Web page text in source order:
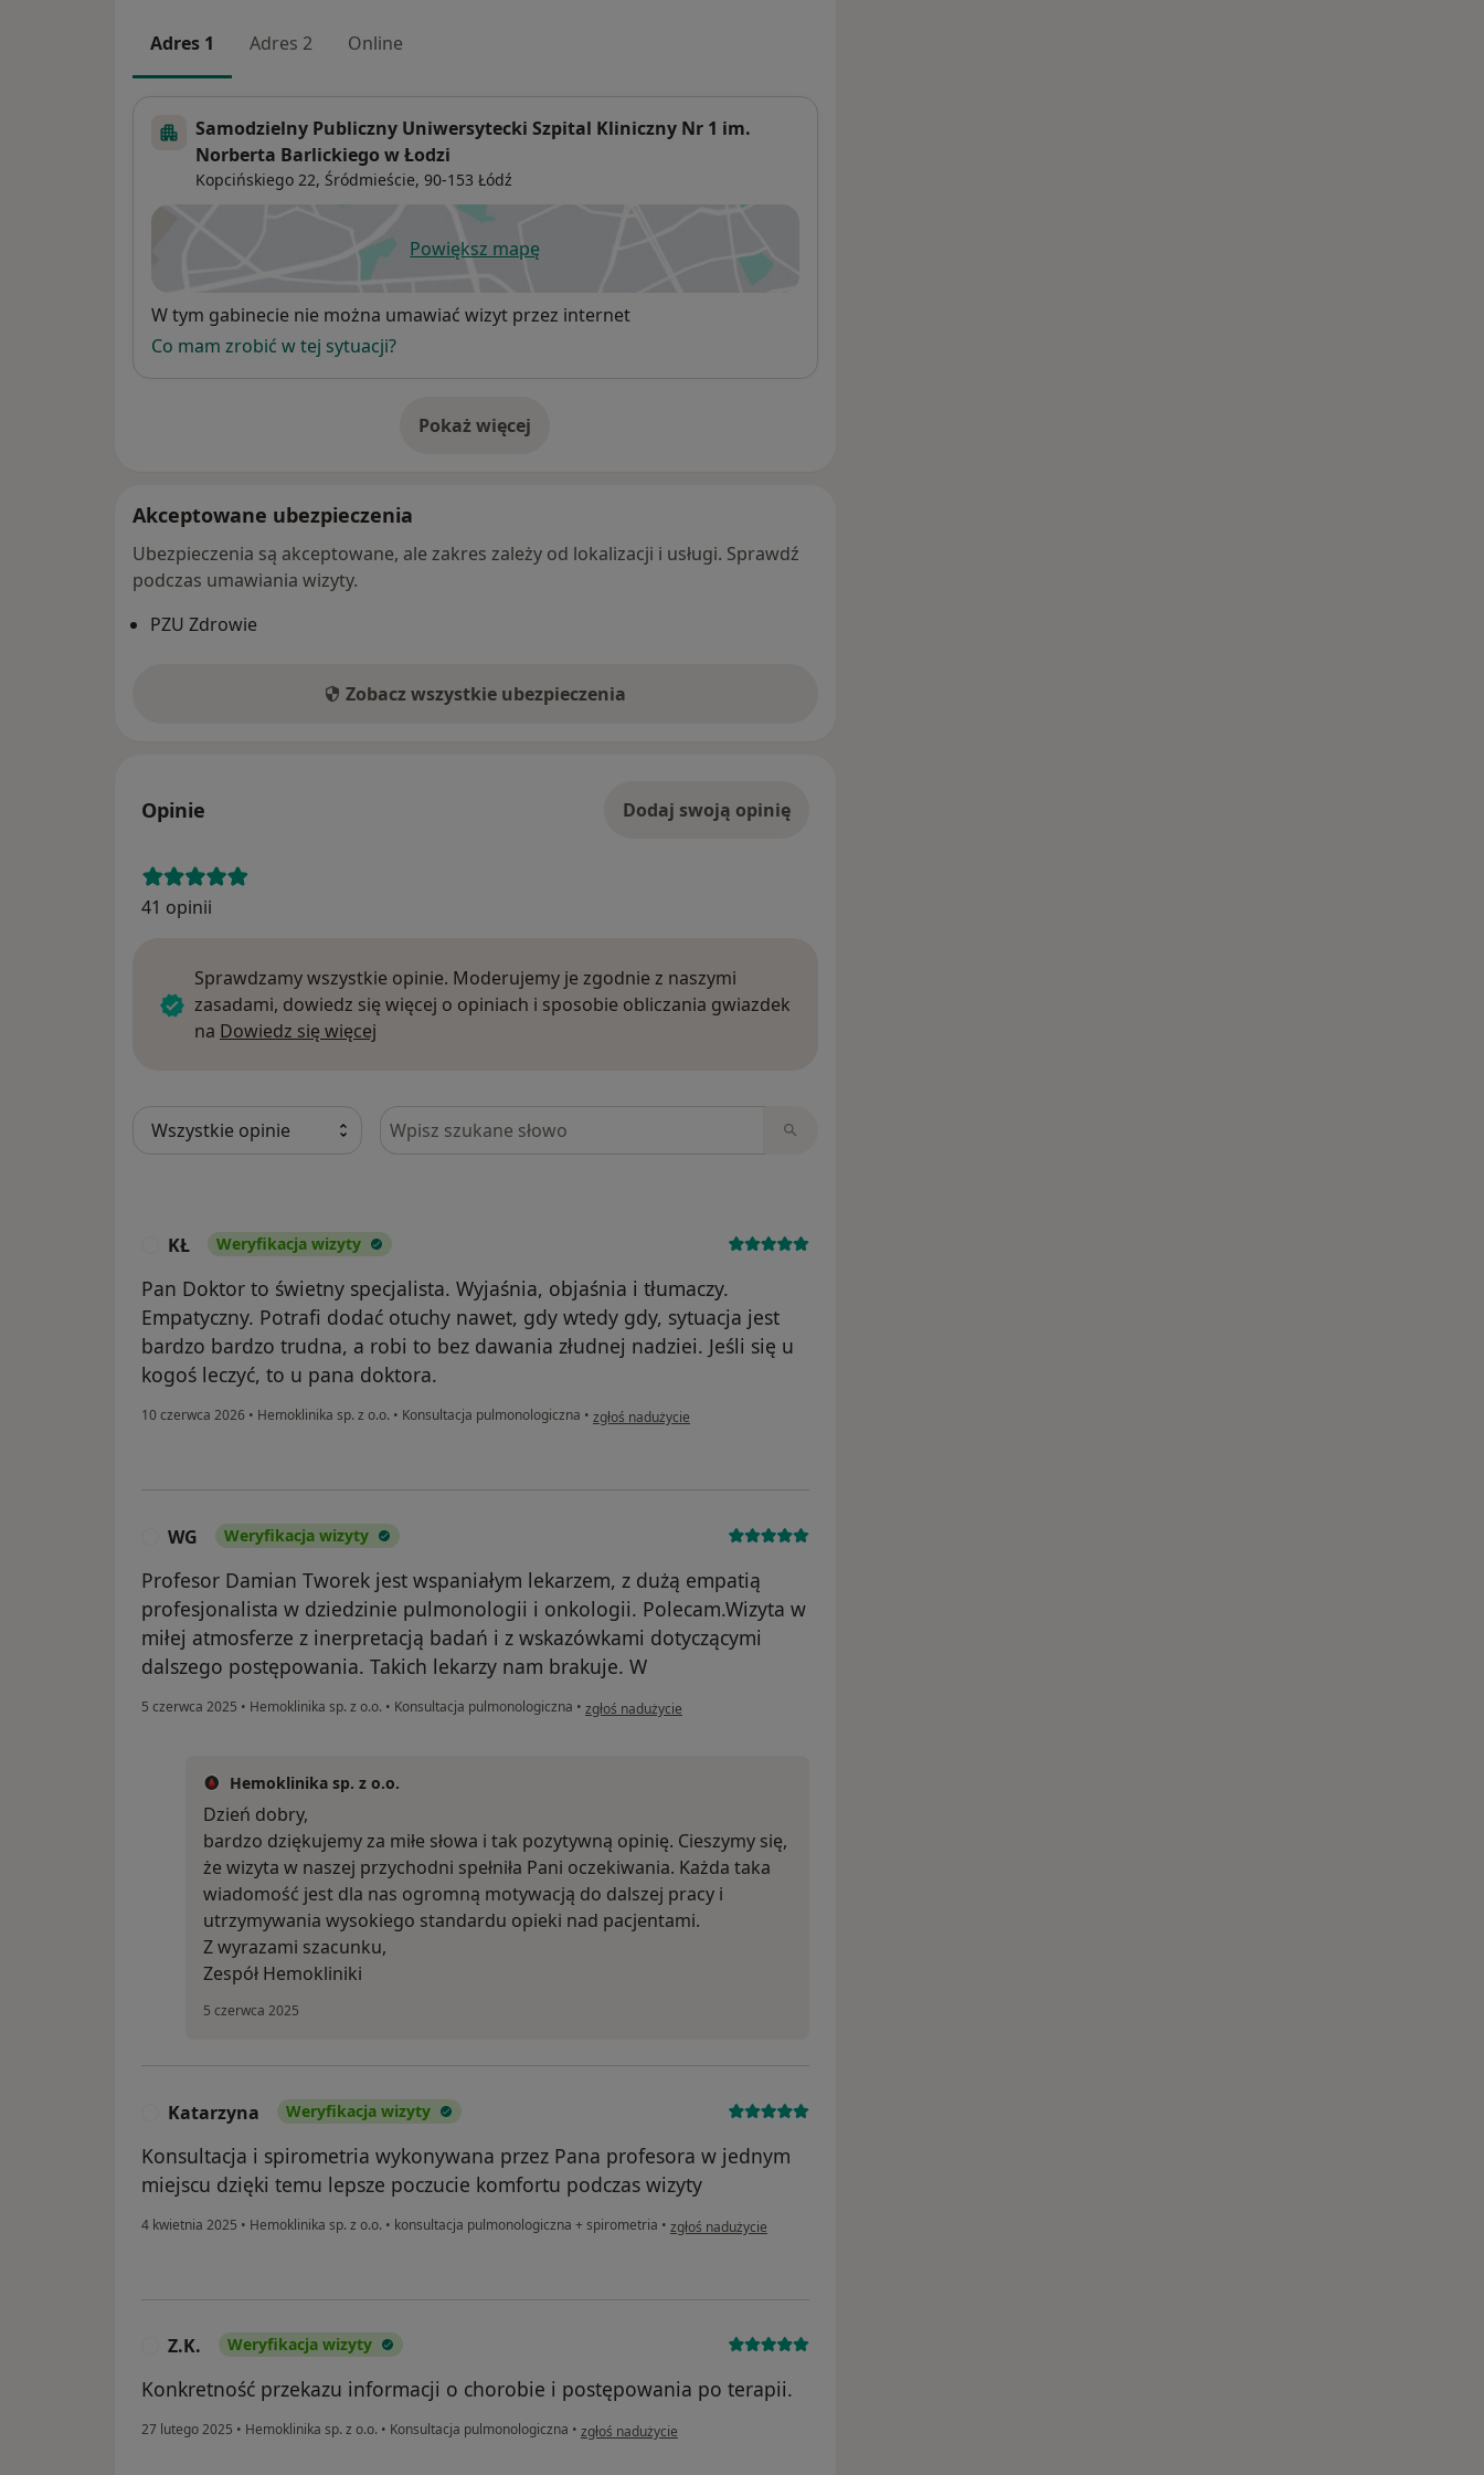
Adres 1 Adres 2 Online
Samodzielny Publiczny Uniwersytecki Szpital Kliniczny Nr 1 im.
Norberta Barlickiego w Łodzi
Kopcińskiego 22, Śródmieście, 90-153 Łódź
Powiększ mapęotwiera się w nowej karcie
Dostępność
W tym gabinecie nie można umawiać wizyt przez internet
Co mam zrobić w tej sytuacji?
Pokaż więcej
o adresie
Akceptowane ubezpieczenia
Ubezpieczenia są akceptowane, ale zakres zależy od lokalizacji i usługi. Sprawdź
podczas umawiania wizyty.
PZU Zdrowie
Zobacz wszystkie ubezpieczenia
Opinie Dodaj swoją opinię
41 opinii
Sprawdzamy wszystkie opinie. Moderujemy je zgodnie z naszymi
zasadami, dowiedz się więcej o opiniach i sposobie obliczania gwiazdek
na Dowiedz się więcej
Szukaj w opiniach
KŁ Weryfikacja wizyty
Pan Doktor to świetny specjalista. Wyjaśnia, objaśnia i tłumaczy.
Empatyczny. Potrafi dodać otuchy nawet, gdy wtedy gdy, sytuacja jest
bardzo bardzo trudna, a robi to bez dawania złudnej nadziei. Jeśli się u
kogoś leczyć, to u pana doktora.
10 czerwca 2026 • Hemoklinika sp. z o.o. • Konsultacja pulmonologiczna • w opinii użytkownika KŁ
zgłoś nadużycie
WG Weryfikacja wizyty
Profesor Damian Tworek jest wspaniałym lekarzem, z dużą empatią
profesjonalista w dziedzinie pulmonologii i onkologii. Polecam.Wizyta w
miłej atmosferze z inerpretacją badań i z wskazówkami dotyczącymi
dalszego postępowania. Takich lekarzy nam brakuje. W
5 czerwca 2025 • Hemoklinika sp. z o.o. • Konsultacja pulmonologiczna • w opinii użytkownika WG
zgłoś nadużycie
Hemoklinika sp. z o.o.
Dzień dobry,
bardzo dziękujemy za miłe słowa i tak pozytywną opinię. Cieszymy się,
że wizyta w naszej przychodni spełniła Pani oczekiwania. Każda taka
wiadomość jest dla nas ogromną motywacją do dalszej pracy i
utrzymywania wysokiego standardu opieki nad pacjentami.
Z wyrazami szacunku,
Zespół Hemokliniki
5 czerwca 2025
Katarzyna Weryfikacja wizyty
Konsultacja i spirometria wykonywana przez Pana profesora w jednym
miejscu dzięki temu lepsze poczucie komfortu podczas wizyty
4 kwietnia 2025 • Hemoklinika sp. z o.o. • konsultacja pulmonologiczna + spirometria • w opinii użytkownika Katarzyna
zgłoś nadużycie
Z.K. Weryfikacja wizyty
Konkretność przekazu informacji o chorobie i postępowania po terapii.
27 lutego 2025 • Hemoklinika sp. z o.o. • Konsultacja pulmonologiczna • w opinii użytkownika Z.K.
zgłoś nadużycie